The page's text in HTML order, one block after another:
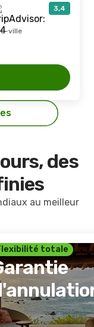
3,4
ville
des
au meilleur
totale